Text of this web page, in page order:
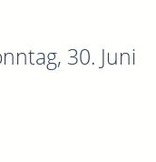
30. Juni